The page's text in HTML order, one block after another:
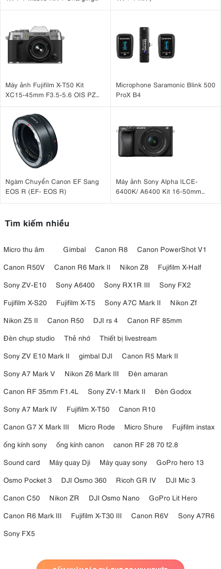
Máy ảnh Fujifilm X-T50 Kit
XC15-45mm F3.5-5.6 OIS PZ
Microphone Saramonic Blink 500
ProX B4
Ngàm Chuyển Canon EF Sang
EOS R (EF- EOS R)
Máy ảnh Sony Alpha ILCE-
6400K/ A6400 Kit 16-50mm
Tìm kiếm nhiều
Micro thu âm Gimbal Canon R8
Canon PowerShot V1
Canon R50V
Canon R6 Mark II Nikon Z8
Fujifilm X-Half
Sony ZV-E10
Sony A6400 Sony RX1R III
Sony FX2
Fujifilm X-S20
Fujifilm X-T5 Sony A7C Mark II
Nikon Zf
Nikon Z5 II
Canon R50 DJI rs 4
Canon RF 85mm
Đèn chụp studio
Thẻ nhớ
Thiết bị livestream
Sony ZV E10 Mark II
gimbal DJI
Canon R5 Mark II
Sony A7 Mark V
Nikon Z6 Mark III
Đèn amaran
Canon RF 35mm F1.4L
Sony ZV-1 Mark II
Đèn Godox
Sony A7 Mark IV
Fujifilm X-T50
Canon R10
Canon G7 X Mark III
Micro Rode Micro Shure
Fujifilm instax
ống kính sony
ống kính canon
canon RF 28 70 f2.8
Sound card
Máy quay Dji Máy quay sony
GoPro hero 13
Osmo Pocket 3
DJI Osmo 360 Ricoh GR IV
DJI Mic 3
Canon C50
Nikon ZR DJI Osmo Nano
GoPro Lit Hero
Canon R6 Mark III
Fujifilm X-T30 III Canon R6V
Sony A7R6
Sony FX5